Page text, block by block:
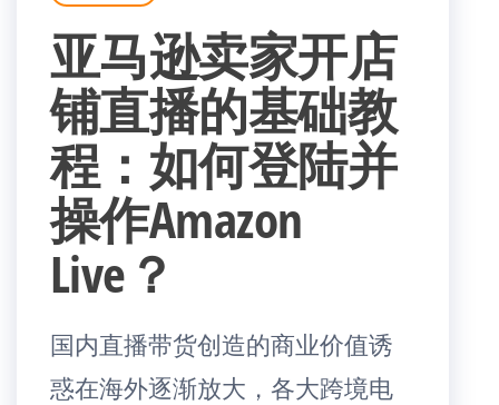
亚马逊卖家开店
铺直播的基础教
程：如何登陆并
操作Amazon
Live？
国内直播带货创造的商业价值诱
惑在海外逐渐放大，各大跨境电